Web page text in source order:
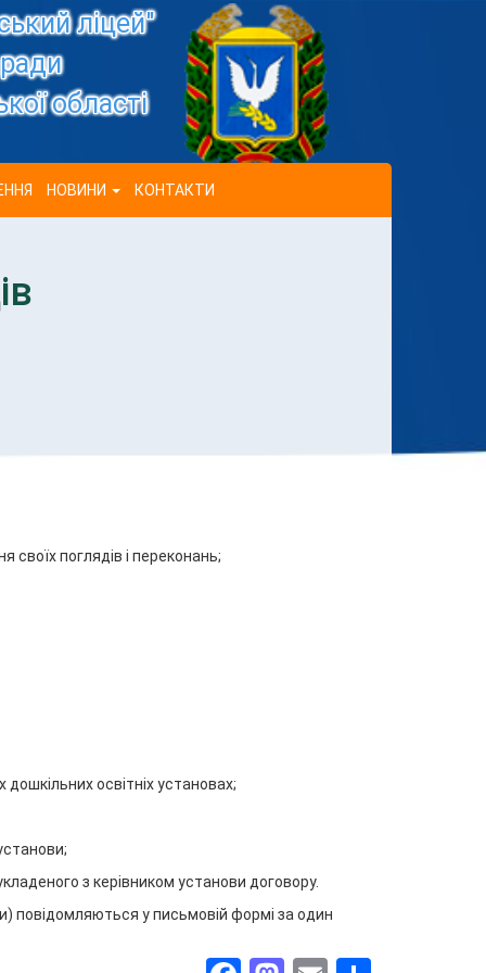
ліцей"
області
НОВИНИ КОНТАКТИ
своїх поглядів і переконань;
освітніх установах;
з керівником установи договору.
повідомляються у письмовій формі за один